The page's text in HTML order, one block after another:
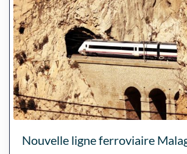
Nouvelle ligne ferroviaire